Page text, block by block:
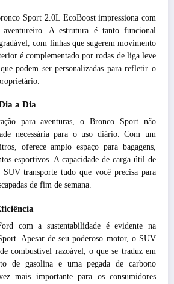
Sport 2.0L EcoBoost impressiona com
A estrutura é tanto funcional
com linhas que sugerem movimento
é complementado por rodas de liga leve
podem ser personalizadas para refletir o
a Dia
para aventuras, o Bronco Sport não
necessária para o uso diário. Com um
oferece amplo espaço para bagagens,
esportivos. A capacidade de carga útil de
transporte tudo que você precisa para
de fim de semana.
com a sustentabilidade é evidente na
Apesar de seu poderoso motor, o SUV
combustível razoável, o que se traduz em
de gasolina e uma pegada de carbono
mais importante para os consumidores